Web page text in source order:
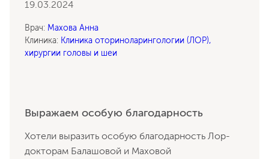
19.03.2024
Врач: Махова Анна
Клиника: Клиника оториноларингологии (ЛОР),
хирургии головы и шеи
Выражаем особую благодарность
Хотели выразить особую благодарность Лор-
докторам Балашовой и Маховой